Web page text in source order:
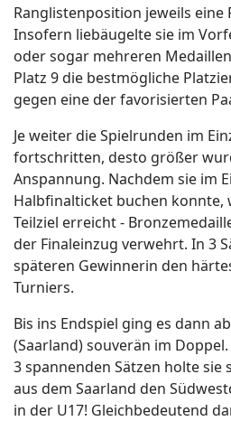
Ranglistenposition jeweils eine
Insofern liebäugelte sie im
oder sogar mehreren
Platz 9 die bestmögliche
gegen eine der favorisierten
Je weiter die Spielrunden im
fortschritten, desto größer
Anspannung. Nachdem sie im
Halbfinalticket buchen konnte,
Teilziel erreicht -
der Finaleinzug verwehrt. In 3
späteren Gewinnerin den
Turniers.
Bis ins Endspiel ging es dann
(Saarland) souverän im
3 spannenden Sätzen holte
aus dem Saarland den
in der U17! Gleichbedeutend